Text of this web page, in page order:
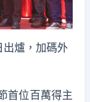
出爐，加碼外
首位百萬得主